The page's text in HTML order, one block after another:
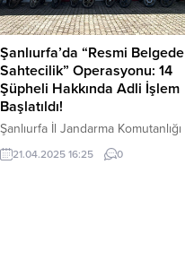
Şanlıurfa’da “Resmi Belgede
Sahtecilik” Operasyonu: 14
Şüpheli Hakkında Adli İşlem
Başlatıldı!
Şanlıurfa İl Jandarma Komutanlığı
tarafından “Resmi Belgede
Sahtecilik” suçlarına yönelik
21.04.2025 16:25 0